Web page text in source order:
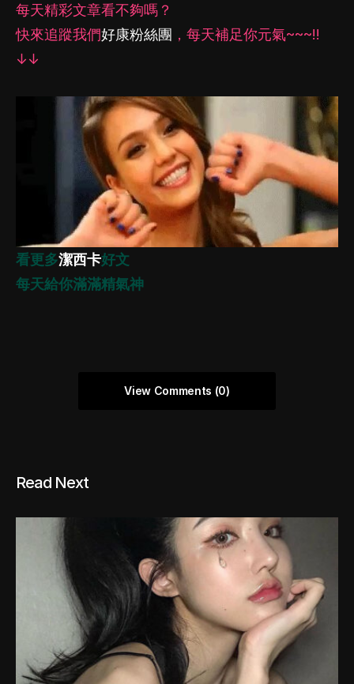
每天精彩文章看不夠嗎？
快來追蹤我們好康粉絲團 ，每天補足你元氣~~~!!
↓↓
看更多潔西卡好文
每天給你滿滿精氣神
View Comments (0)
Read Next